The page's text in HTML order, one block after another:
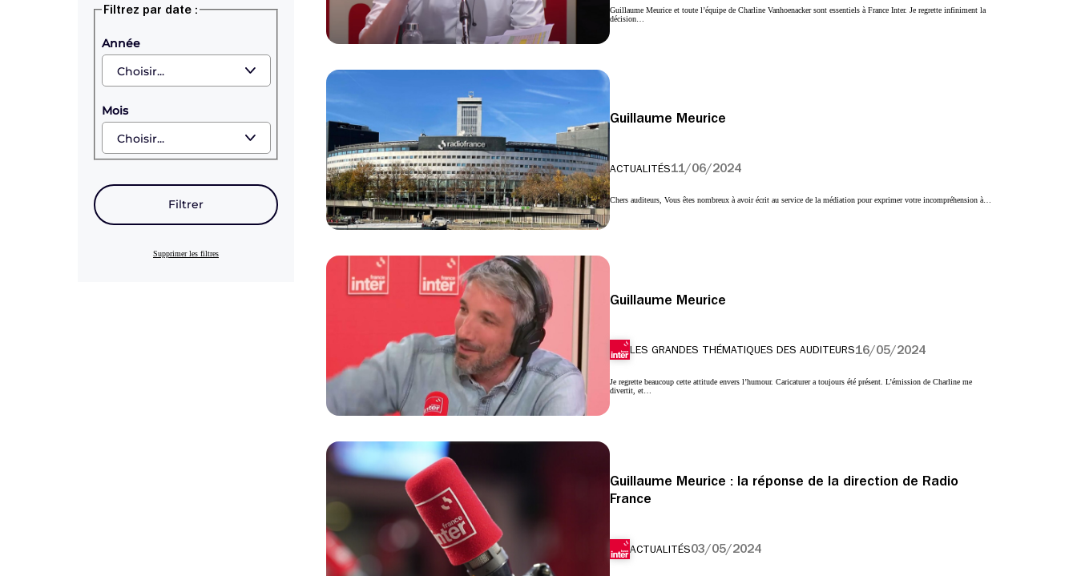
Filtrez par date :
Année
Mois
Filtrer
Supprimer les filtres
Guillaume Meurice et toute l’équipe de Charline Vanhoenacker sont essentiels à France Inter. Je regrette infiniment la
décision…
Guillaume Meurice
ACTUALITÉS11/06/2024
Chers auditeurs, Vous êtes nombreux à avoir écrit au service de la médiation pour exprimer votre incompréhension à…
Guillaume Meurice
LES GRANDES THÉMATIQUES DES AUDITEURS16/05/2024
Je regrette beaucoup cette attitude envers l’humour. Caricaturer a toujours été présent. L’émission de Charline me
divertit, et…
Guillaume Meurice : la réponse de la direction de Radio
France
ACTUALITÉS03/05/2024